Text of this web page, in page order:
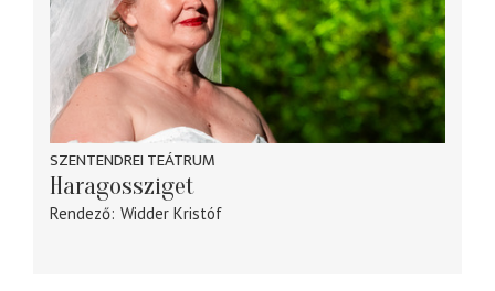
SZENTENDREI TEÁTRUM
Haragossziget
Rendező Widder Kristóf